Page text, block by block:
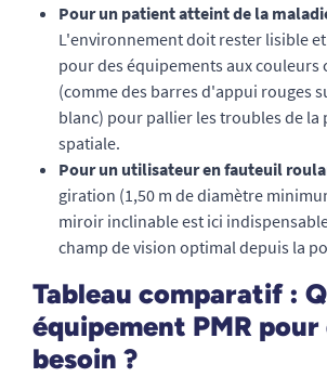
Pour un patient atteint de la
L'environnement doit rester lisible
pour des équipements aux couleurs
(comme des barres d'appui rouges
blanc) pour pallier les troubles de la
spatiale.
Pour un utilisateur en fauteuil
giration (1,50 m de diamètre
miroir inclinable est ici
champ de vision optimal depuis la
Tableau comparatif :
équipement PMR pour
besoin ?